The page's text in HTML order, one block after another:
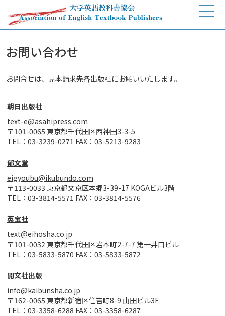
お問い合わせ
お問合せは、見本請求先各出版社にお願いいたします。
朝日出版社
text-e@asahipress.com
〒101-0065 東京都千代田区西神田3-3-5
TEL：03-3239-0271 FAX：03-5213-9283
郁文堂
eigyoubu@ikubundo.com
〒113-0033 東京都文京区本郷3-39-17 KOGAビル3階
TEL：03-3814-5571 FAX：03-3814-5576
英宝社
text@eihosha.co.jp
〒101-0032 東京都千代田区岩本町2-7-7 第一井口ビル
TEL：03-5833-5870 FAX：03-5833-5872
開文社出版
info@kaibunsha.co.jp
〒162-0065 東京都新宿区住吉町8-9 山田ビル3F
TEL：03-3358-6288 FAX：03-3358-6287